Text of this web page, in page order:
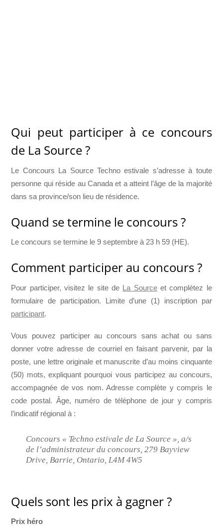
Qui peut participer à ce concours
de La Source ?
Le Concours La Source Techno estivale s’adresse à toute
personne qui réside au Canada et a atteint l’âge de la majorité
dans sa province/son lieu de résidence.
Quand se termine le concours ?
Le concours se termine le 9 septembre à 23 h 59 (HE).
Comment participer au concours ?
Pour participer, visitez le site de La Sourceet complétez le
formulaire de participation. Limite d’une (1) inscription par
participant.
Vous pouvez participer au concours sans achat ou sans
donner votre adresse de courriel en faisant parvenir, par la
poste, une lettre originale et manuscrite d’au moins cinquante
(50) mots, expliquant pourquoi vous participez au concours,
accompagnée de vos nom. Adresse complète y compris le
code postal. Âge, numéro de téléphone de jour y compris
l’indicatif régional à :
Concours « Techno estivale de La Source », a/s
de l’administrateur du concours, 279 Bayview
Drive, Barrie, Ontario, L4M 4W5
Quels sont les prix à gagner ?
Prix héro